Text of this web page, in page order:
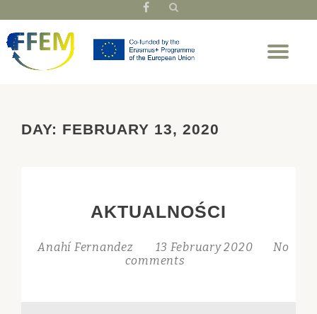
Skip
content
fa-
DAY: FEBRUARY 13, 2020
AKTUALNOŚCI
Anahí Fernandez 13 February 2020
No
comments